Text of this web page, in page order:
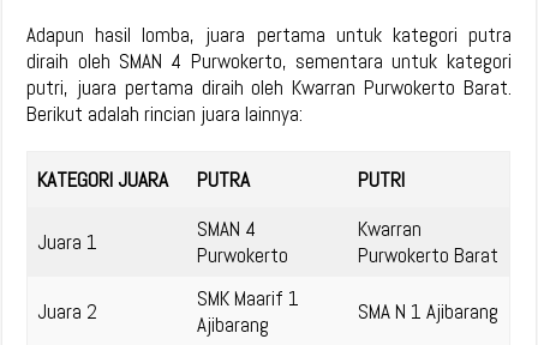
Adapun hasil lomba, juara pertama untuk kategori putra
diraih oleh SMAN 4 Purwokerto, sementara untuk kategori
putri, juara pertama diraih oleh Kwarran Purwokerto Barat.
Berikut adalah rincian juara lainnya:
KATEGORI JUARA PUTRA PUTRI
Juara 1
SMAN 4
Purwokerto
Kwarran
Purwokerto Barat
Juara 2
SMK Maarif 1
Ajibarang
SMA N 1 Ajibarang